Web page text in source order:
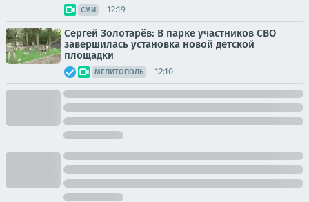
СМИ 12:19
Сергей Золотарёв: В парке участников СВО
завершилась установка новой детской
площадки
МЕЛИТОПОЛЬ 12:10